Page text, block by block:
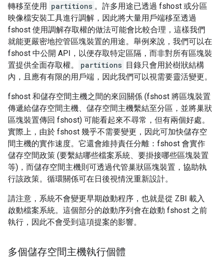
轉移至使用 partitions 。許多用途已透過 fshost 或分區
映像檔安裝工具進行調解，因此將大量用戶端移至透過
fshost 使用調解存取權的做法可能會比較合理，這樣我們
就能更嚴密地控管區塊裝置的用途。舉例來說，我們可以在
fshost 中公開 API，以便存取特定區隔，而非對所有區塊裝
置提供全面存取權。
partitions 目錄只會用於樹狀結構
內，且應有有限的用戶端，因此我們可以視需要靈活變更。
fshost 和儲存空間主機之間的來回關係 (fshost 將區塊裝置
傳遞給儲存空間主機、儲存空間主機繫結至分區，並將巢狀
區塊裝置傳回 fshost) 可能看起來不尋常，但有兩個好處。
實際上，由於 fshost 幾乎不需要變更，因此可加快儲存空
間主機的實作速度。它還會維持責任分離：fshost 會實作
儲存空間政策 (要繫結哪些檔案系統、要掛接哪些區塊裝置
等)，而儲存空間主機則可透過代管巢狀區塊裝置，協助執
行該政策。循環關係可在日後視情況重新設計。
請注意，系統不會變更早期啟動程序，也就是從 ZBI 載入
啟動檔案系統。這個部分的啟動序列會在啟動 fshost 之前
執行，因此不會受到這項提案的影響。
多個儲存空間主機執行個體